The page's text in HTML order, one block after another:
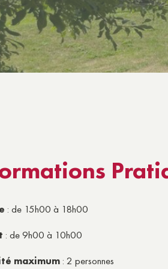
: de 15h00 à 18h00
: de 9h00 à 10h00
maximum : 2 personnes